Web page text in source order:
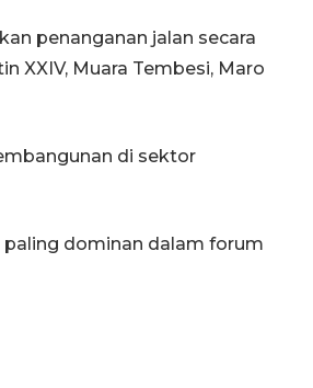
penanganan jalan secara
XXIV, Muara Tembesi, Maro
di sektor
paling dominan dalam forum
Klas I Kupang